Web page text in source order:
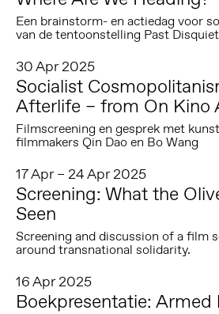
Een brainstorm- en actiedag voor
van de tentoonstelling Past Disquiet
30 Apr 2025
Socialist
Afterlife – from On Kino
Filmscreening en gesprek met
filmmakers Qin Dao en Bo Wang
17 Apr – 24 Apr 2025
Screening: What the
Seen
Screening and discussion of a film
around transnational solidarity.
16 Apr 2025
Boekpresentatie: Armed